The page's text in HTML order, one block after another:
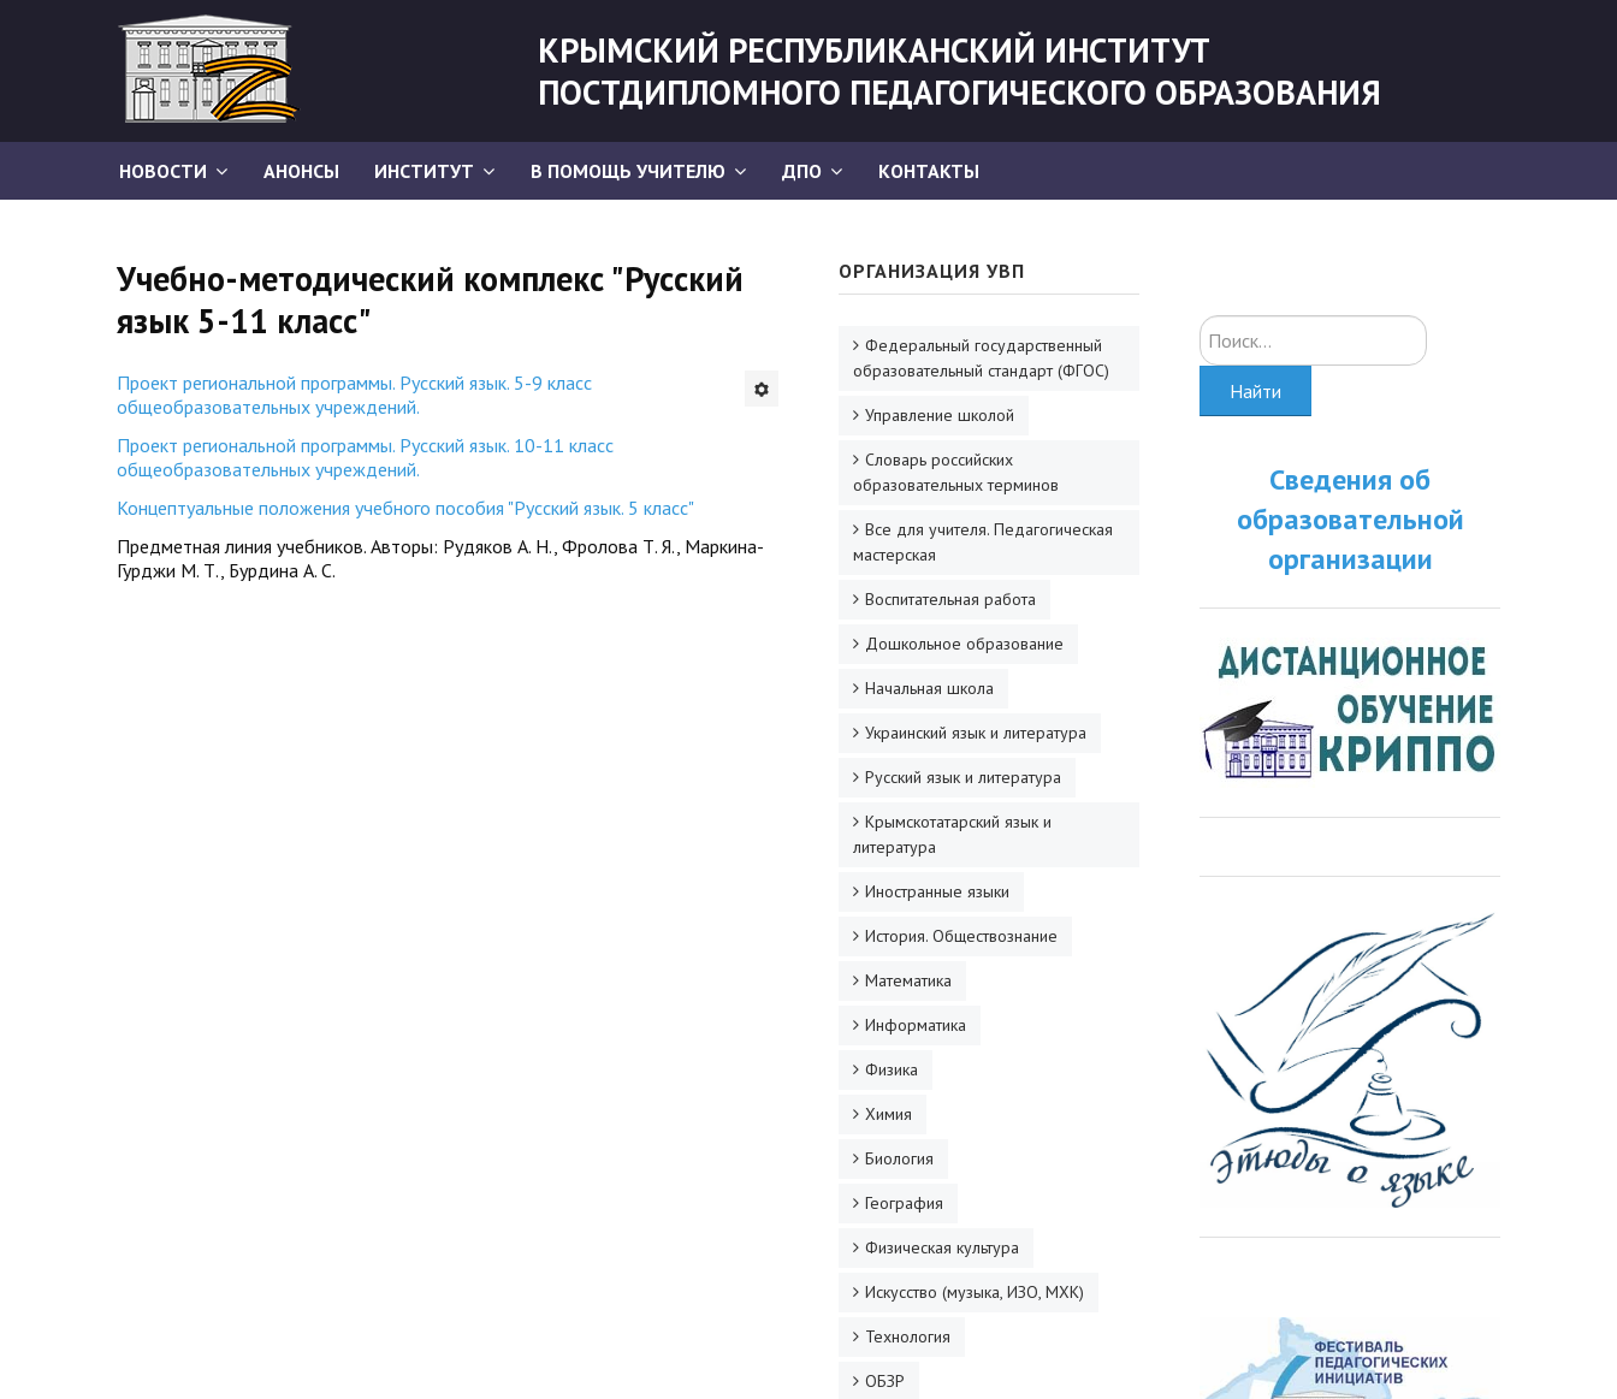
КРЫМСКИЙ РЕСПУБЛИКАНСКИЙ ИНСТИТУТ
ПОСТДИПЛОМНОГО ПЕДАГОГИЧЕСКОГО ОБРАЗОВАНИЯ
НОВОСТИ АНОНСЫ ИНСТИТУТ В ПОМОЩЬ УЧИТЕЛЮ ДПО КОНТАКТЫ
Учебно-методический комплекс "Русский
язык 5-11 класс"
Проект региональной программы. Русский язык. 5-9 класс
общеобразовательных учреждений.
Проект региональной программы. Русский язык. 10-11 класс
общеобразовательных учреждений.
Концептуальные положения учебного пособия "Русский язык. 5 класс"
Предметная линия учебников. Авторы: Рудяков А. Н., Фролова Т. Я., Маркина-
Гурджи М. Т., Бурдина А. С.
ОРГАНИЗАЦИЯ УВП
Федеральный государственный
образовательный стандарт (ФГОС)
Управление школой
Словарь российских
образовательных терминов
Все для учителя. Педагогическая
мастерская
Воспитательная работа
Дошкольное образование
Начальная школа
Украинский язык и литература
Русский язык и литература
Крымскотатарский язык и
литература
Иностранные языки
История. Обществознание
Математика
Информатика
Физика
Химия
Биология
География
Физическая культура
Искусство (музыка, ИЗО, МХК)
Технология
ОБЗР
Искать...
Найти
Сведения об
образовательной
организации